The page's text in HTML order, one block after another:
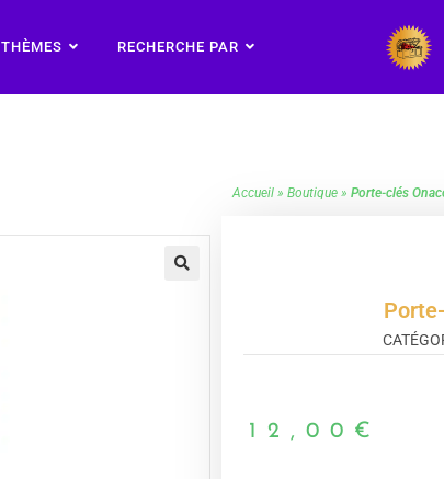
THÈMES RECHERCHE PAR
Accueil » Boutique » Porte-clés
12,00 €